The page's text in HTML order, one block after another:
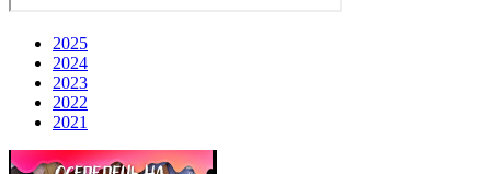
2025
2024
2023
2022
2021